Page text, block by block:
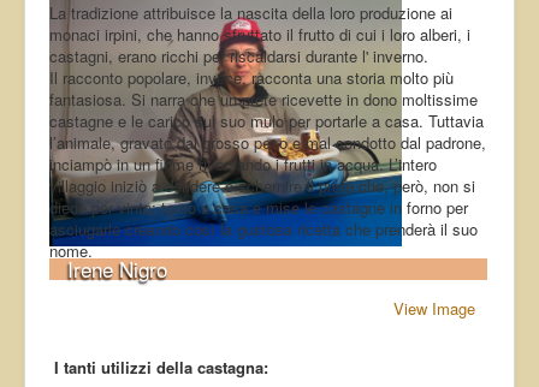
Irene Nigro
View Image
La tradizione attribuisce la nascita della loro produzione ai
monaci irpini, che hanno sfruttato il frutto di cui i loro alberi, i
castagni, erano ricchi per riscaldarsi durante l' inverno.
Il racconto popolare, invece, racconta una storia molto più
fantasiosa. Si narra che un prete ricevette in dono moltissime
castagne e le caricò sul suo mulo per portarle a casa. Tuttavia
l’animale, gravato dal grosso peso e mal condotto dal padrone,
inciampò in un fiume riversando i frutti in acqua. L’intero
villaggio iniziò a deridere e schernire il prete che, però, non si
diede per vinto; tornò a casa e mise le castagne in forno per
asciugarle creando così la gustosa ricetta che prenderà il suo
nome.
I tanti utilizzi della castagna: